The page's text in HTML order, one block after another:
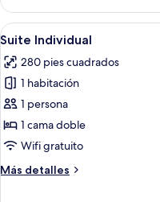
triple
Deluxe
Abrir
todas
las
fotos
de
Suite
Individual
1
Suite Individual
280 pies cuadrados
1 habitación
1 persona
1 cama doble
Wifi gratuito
Más detalles
Más